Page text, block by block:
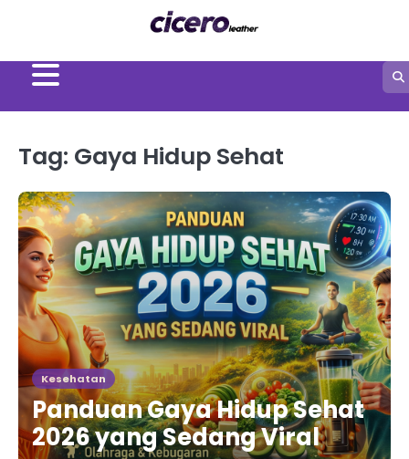
Tag: Gaya Hidup Sehat
Kesehatan
Panduan Gaya Hidup Sehat
2026 yang Sedang Viral